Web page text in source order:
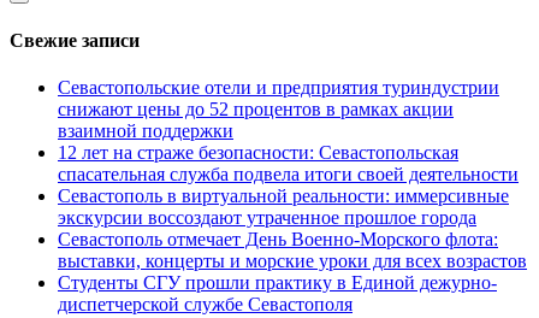
Свежие записи
Севастопольские отели и предприятия туриндустрии
снижают цены до 52 процентов в рамках акции
взаимной поддержки
12 лет на страже безопасности: Севастопольская
спасательная служба подвела итоги своей деятельности
Севастополь в виртуальной реальности: иммерсивные
экскурсии воссоздают утраченное прошлое города
Севастополь отмечает День Военно-Морского флота:
выставки, концерты и морские уроки для всех возрастов
Студенты СГУ прошли практику в Единой дежурно-
диспетчерской службе Севастополя